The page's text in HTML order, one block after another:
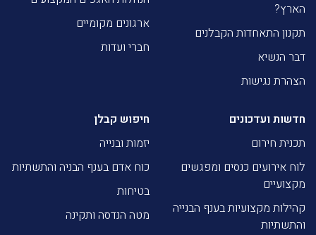
הארץ?
תקנון התאחדות הקבלנים
דבר הנשיא
הצהרת נגישות
ארגונים מקומיים
חברי ועדות
חדשות ועדכונים
תכנית חירום
לוח אירועים כנסים ומפגשים
מקצועיים
קהילות מקצועיות בענף הבנייה
והתשתיות
חיפוש קבלן
יזמות ובנייה
כוח אדם בענף הבניה והתשתיות
בטיחות
מטה הנדסה ותקינה